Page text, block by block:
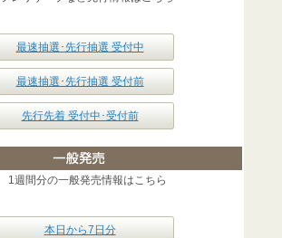
最速抽選･先行抽選 受付中
最速抽選･先行抽選 受付前
先行先着 受付中･受付前
1週間分の一般発売情報はこちら
本日から7日分